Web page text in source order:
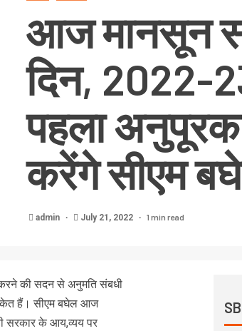
आज मानसून
दिन, 2022-
पहला
करेंगे सीएम
admin July 21, 2022 1 min read
की सदन से अनुमति संबधी
संकेत हैं। सीएम बघेल आज
सरकार के आय,व्यय पर
SB